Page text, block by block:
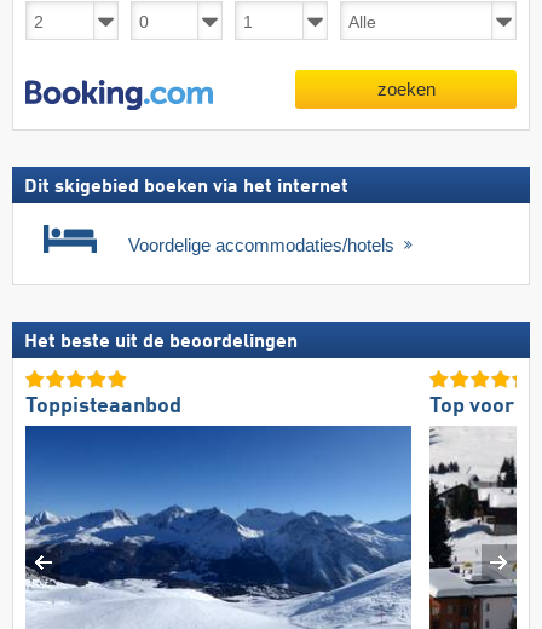
zoeken
Dit skigebied boeken via het internet
Voordelige accommodaties/hotels
Het beste uit de beoordelingen
Toppisteaanbod Top voor